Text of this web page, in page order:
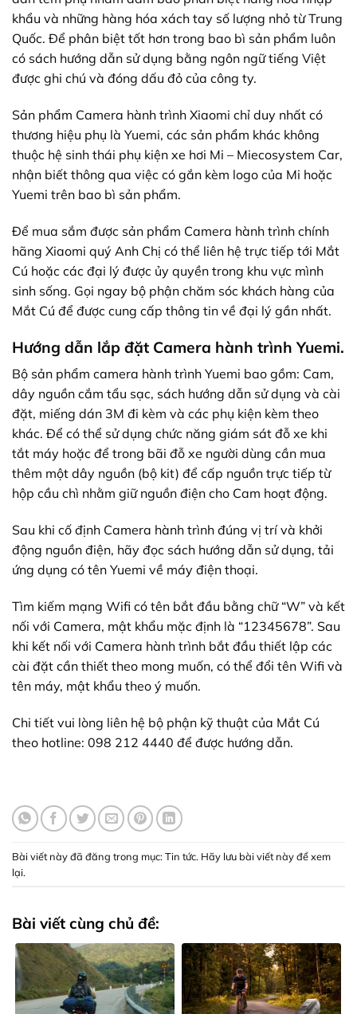
khẩu và những hàng hóa xách tay số lượng nhỏ từ Trung
Quốc. Để phân biệt tốt hơn trong bao bì sản phẩm luôn
có sách hướng dẫn sử dụng bằng ngôn ngữ tiếng Việt
được ghi chú và đóng dấu đỏ của công ty.
Sản phẩm Camera hành trình Xiaomi chỉ duy nhất có
thương hiệu phụ là Yuemi, các sản phẩm khác không
thuộc hệ sinh thái phụ kiện xe hơi Mi – Miecosystem Car,
nhận biết thông qua việc có gắn kèm logo của Mi hoặc
Yuemi trên bao bì sản phẩm.
Để mua sắm được sản phẩm Camera hành trình chính
hãng Xiaomi quý Anh Chị có thể liên hệ trực tiếp tới Mắt
Cú hoặc các đại lý được ủy quyền trong khu vực mình
sinh sống. Gọi ngay bộ phận chăm sóc khách hàng của
Mắt Cú để được cung cấp thông tin về đại lý gần nhất.
Hướng dẫn lắp đặt Camera hành trình Yuemi.
Bộ sản phẩm camera hành trình Yuemi bao gồm: Cam,
dây nguồn cắm tẩu sạc, sách hướng dẫn sử dụng và cài
đặt, miếng dán 3M đi kèm và các phụ kiện kèm theo
khác. Để có thể sử dụng chức năng giám sát đỗ xe khi
tắt máy hoặc để trong bãi đỗ xe người dùng cần mua
thêm một dây nguồn (bộ kit) để cấp nguồn trực tiếp từ
hộp cầu chì nhằm giữ nguồn điện cho Cam hoạt động.
Sau khi cố định Camera hành trình đúng vị trí và khởi
động nguồn điện, hãy đọc sách hướng dẫn sử dụng, tải
ứng dụng có tên Yuemi về máy điện thoại.
Tìm kiếm mạng Wifi có tên bắt đầu bằng chữ “W” và kết
nối với Camera, mật khẩu mặc định là “12345678”. Sau
khi kết nối với Camera hành trình bắt đầu thiết lập các
cài đặt cần thiết theo mong muốn, có thể đổi tên Wifi và
tên máy, mật khẩu theo ý muốn.
Chi tiết vui lòng liên hệ bộ phận kỹ thuật của Mắt Cú
theo hotline: 098 212 4440 để được hướng dẫn.
Bài viết này đã đăng trong mục:Tin tức. Hãy lưu bài viết này để xem
lại.
Bài viết cùng chủ đề: